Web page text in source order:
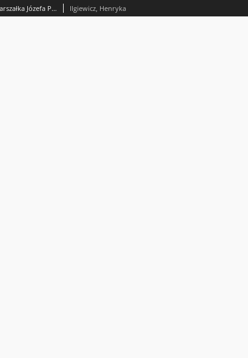
Wojewódzki Komitet Uczczenia Pamięci Marszałka Józefa Piłsudskiego w Wilnie (1935–1939) Ilgiewicz, Henryka